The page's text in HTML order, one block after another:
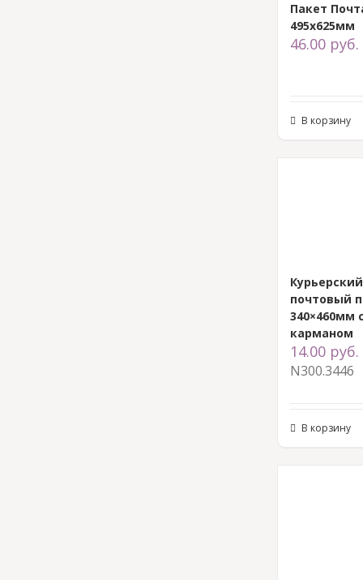
Пакет
495х625мм
46.00 руб.
В корзину
Курьерский
почтовый
340×460мм
карманом
14.00 руб.
N300.3446
В корзину